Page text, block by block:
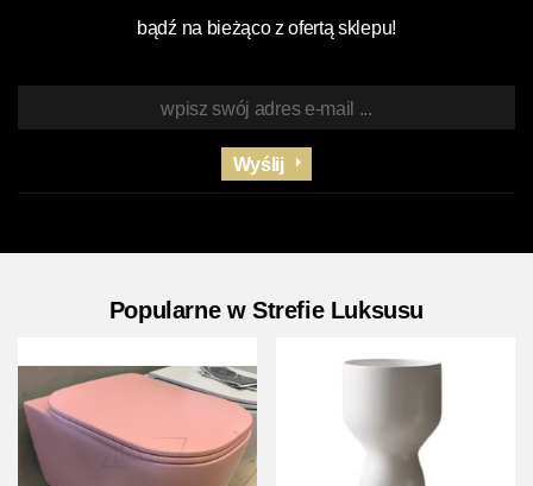
bądź na bieżąco z ofertą sklepu!
Wyślij
Popularne w Strefie Luksusu